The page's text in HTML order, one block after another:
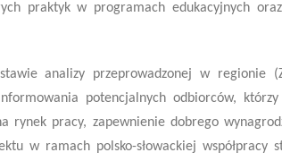
praktyk w programach edukacyjnych
analizy przeprowadzonej w regionie
potencjalnych odbiorców,
rynek pracy, zapewnienie dobrego
w ramach polsko-słowackiej